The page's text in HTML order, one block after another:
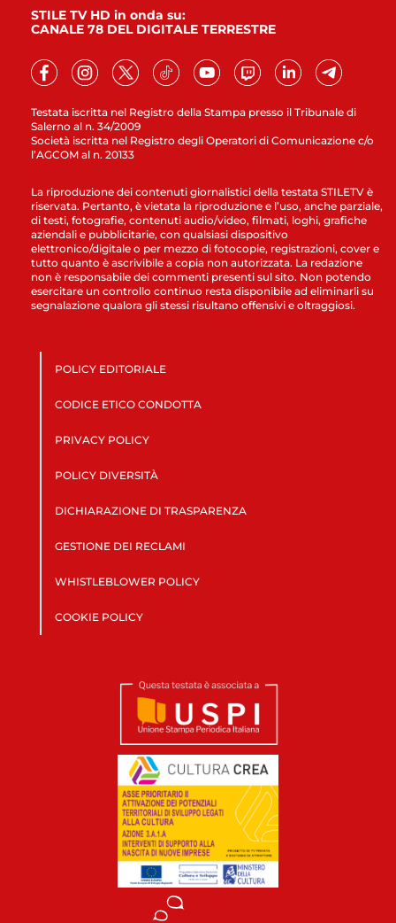
Testata iscritta nel Registro della Stampa presso il Tribunale di
Salerno al n. 34/2009
Società iscritta nel Registro degli Operatori di Comunicazione c/o
l’AGCOM al n. 20133
STILE TV HD in onda su:
CANALE 78 DEL DIGITALE TERRESTRE
La riproduzione dei contenuti giornalistici della testata STILETV è
riservata. Pertanto, è vietata la riproduzione e l’uso, anche parziale,
di testi, fotografie, contenuti audio/video, filmati, loghi, grafiche
aziendali e pubblicitarie, con qualsiasi dispositivo
elettronico/digitale o per mezzo di fotocopie, registrazioni, cover e
tutto quanto è ascrivibile a copia non autorizzata. La redazione
non è responsabile dei commenti presenti sul sito. Non potendo
esercitare un controllo continuo resta disponibile ad eliminarli su
segnalazione qualora gli stessi risultano offensivi e oltraggiosi.
POLICY EDITORIALE
CODICE ETICO CONDOTTA
PRIVACY POLICY
POLICY DIVERSITÀ
DICHIARAZIONE DI TRASPARENZA
GESTIONE DEI RECLAMI
WHISTLEBLOWER POLICY
COOKIE POLICY